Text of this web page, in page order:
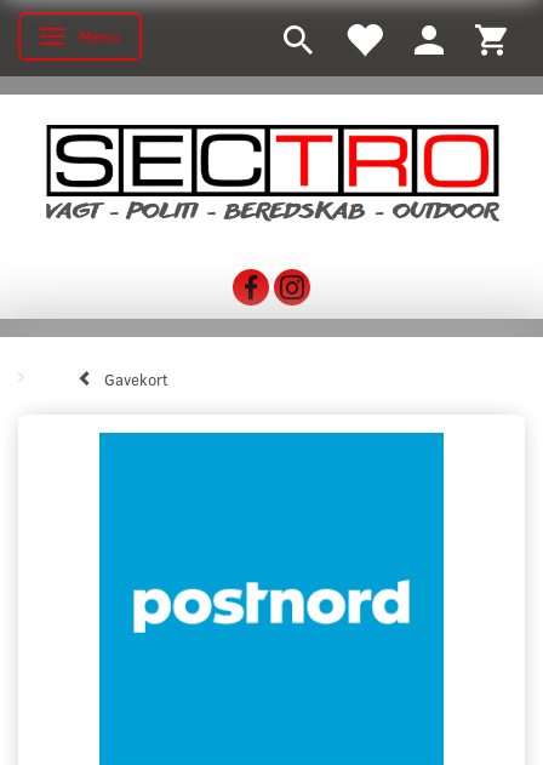
Toggle navigation
Menu
Gavekort